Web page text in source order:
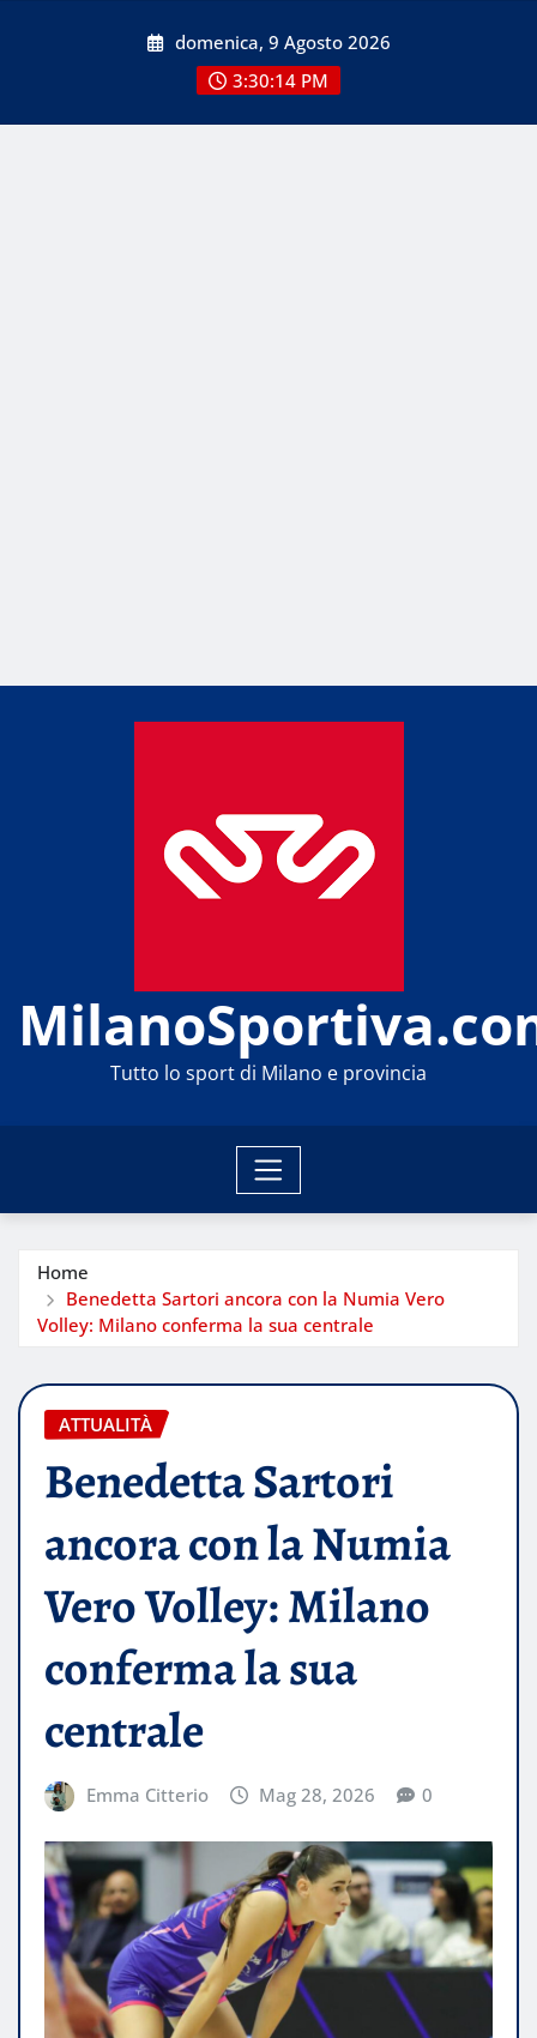
domenica, 9 Agosto 2026
3:30:16 PM
Tutto lo sport di Milano e provincia
Home
Benedetta Sartori ancora con la Numia Vero
Volley: Milano conferma la sua centrale
ATTUALITÀ
Benedetta Sartori
ancora con la Numia
Vero Volley: Milano
conferma la sua
centrale
Emma Citterio Mag 28, 2026 0